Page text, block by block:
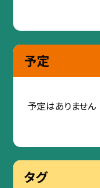
予定
予定はありません
タグ